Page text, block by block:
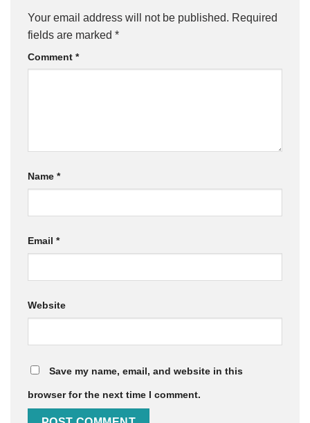
Your email address will not be published. Required
fields are marked *
Comment *
Name *
Email *
Website
Save my name, email, and website in this
browser for the next time I comment.